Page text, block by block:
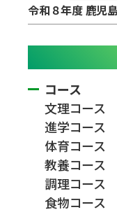
令和８年度 鹿児
コース
文理コース
進学コース
体育コース
教養コース
調理コース
食物コース